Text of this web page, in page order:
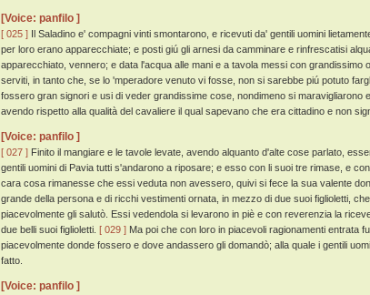
[Voice: panfilo ]
[ 025 ] Il Saladino e' compagni vinti smontarono, e ricevuti da' gentili uomini
per loro erano apparecchiate; e posti giú gli arnesi da camminare e rinfrescatisi
apparecchiato, vennero; e data l'acqua alle mani e a tavola messi con grandissimo
serviti, in tanto che, se lo 'mperadore venuto vi fosse, non si sarebbe piú potuto
fossero gran signori e usi di veder grandissime cose, nondimeno si maravigliarono
avendo rispetto alla qualità del cavaliere il qual sapevano che era cittadino e non
[Voice: panfilo ]
[ 027 ] Finito il mangiare e le tavole levate, avendo alquanto d'alte cose parlato,
gentili uomini di Pavia tutti s'andarono a riposare; e esso con li suoi tre rimase, e
cara cosa rimanesse che essi veduta non avessero, quivi si fece la sua valente
grande della persona e di ricchi vestimenti ornata, in mezzo di due suoi figlioletti,
piacevolmente gli salutò. Essi vedendola si levarono in piè e con reverenzia la
due belli suoi figlioletti. [ 029 ] Ma poi che con loro in piacevoli ragionamenti entrata
piacevolmente donde fossero e dove andassero gli domandò; alla quale i gentili
fatto.
[Voice: panfilo ]